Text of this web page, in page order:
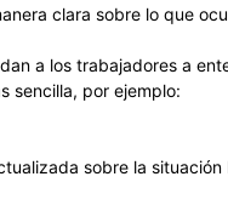
clara sobre lo que
a los trabajadores a
sencilla, por ejemplo:
sobre la situación